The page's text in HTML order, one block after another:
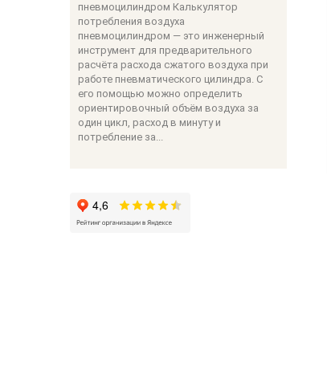
пневмоцилиндром Калькулятор
потребления воздуха
пневмоцилиндром — это инженерный
инструмент для предварительного
расчёта расхода сжатого воздуха при
работе пневматического цилиндра. С
его помощью можно определить
ориентировочный объём воздуха за
один цикл, расход в минуту и
потребление за...